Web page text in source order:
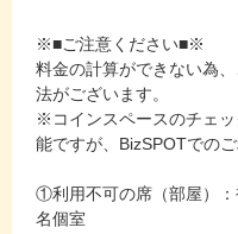
※■ご注意ください■※
料金の計算ができない為
法がございます。
※コインスペースのチェ
能ですが、BizSPOTでの
①利用不可の席（部屋）
名個室